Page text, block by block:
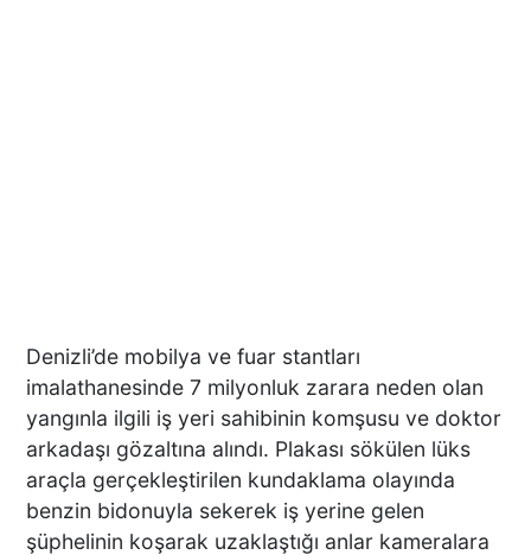
Denizli’de mobilya ve fuar stantları
imalathanesinde 7 milyonluk zarara neden olan
yangınla ilgili iş yeri sahibinin komşusu ve doktor
arkadaşı gözaltına alındı. Plakası sökülen lüks
araçla gerçekleştirilen kundaklama olayında
benzin bidonuyla sekerek iş yerine gelen
şüphelinin koşarak uzaklaştığı anlar kameralara